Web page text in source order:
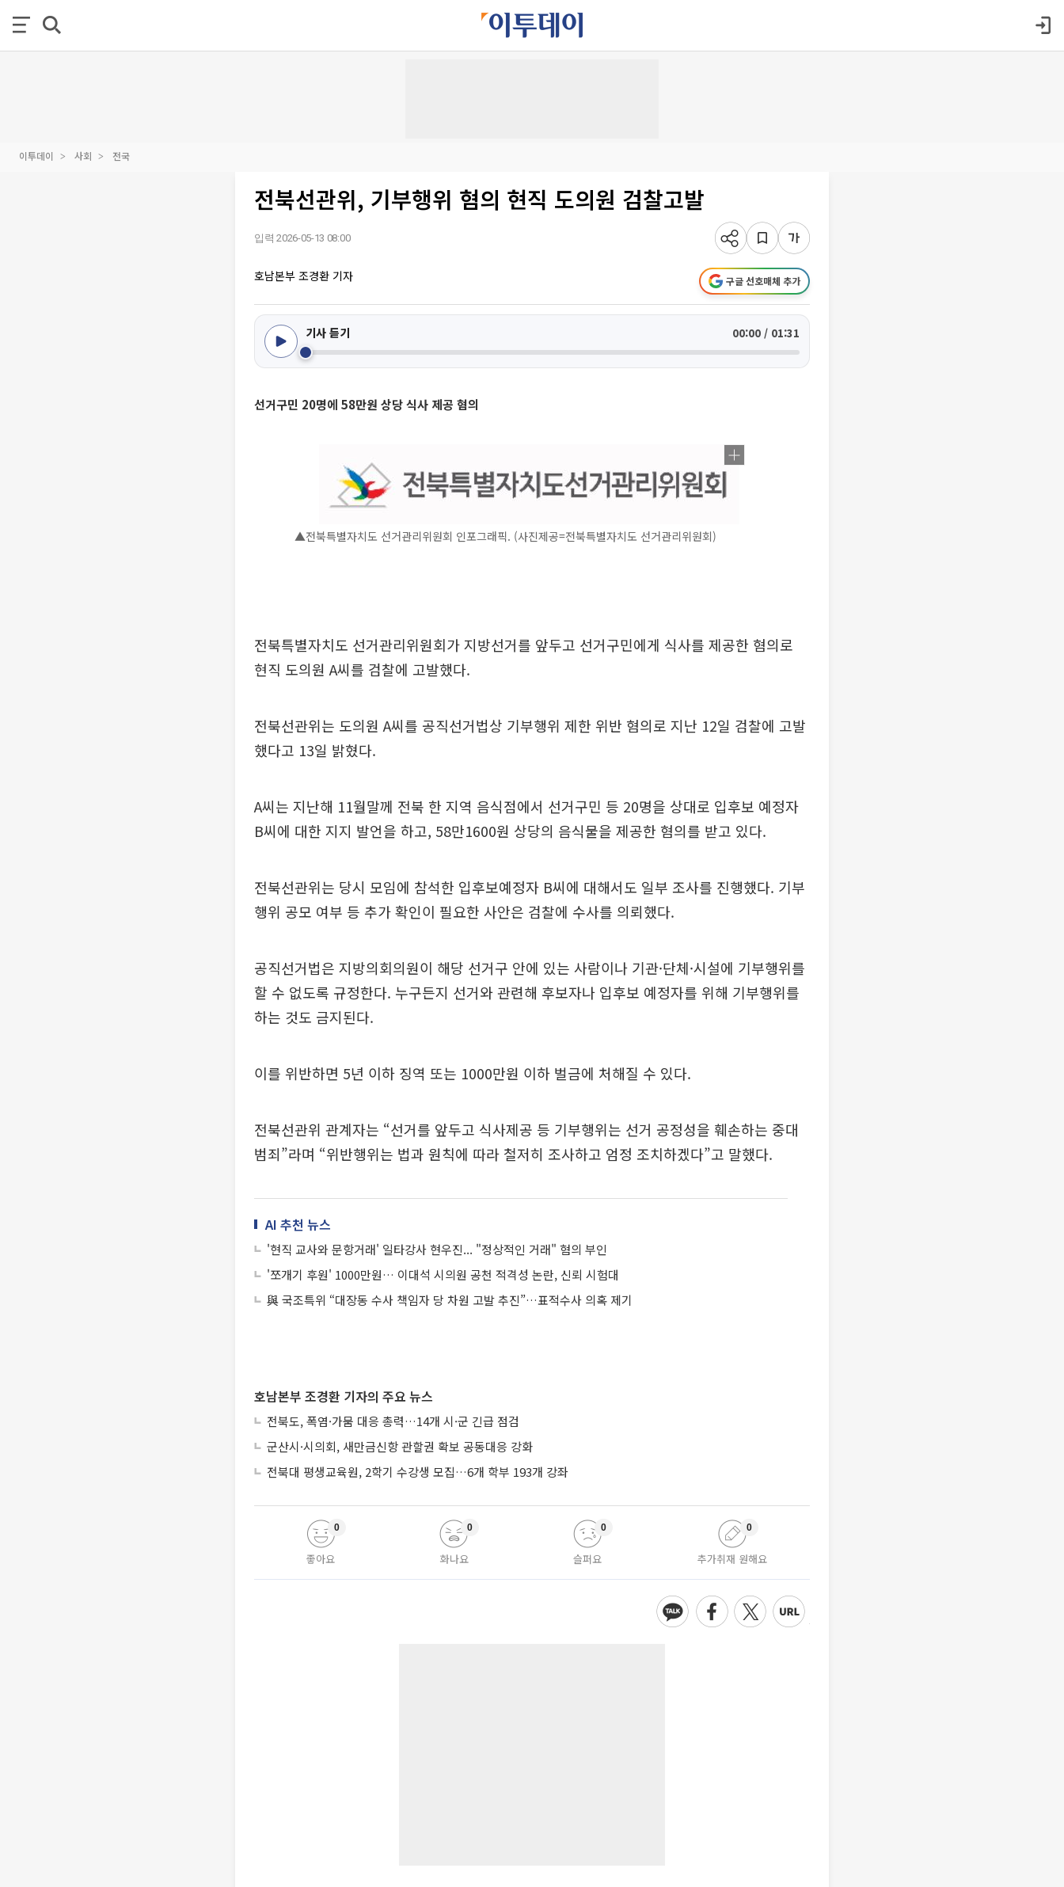
이투데이 사회 전국
전북선관위, 기부행위 혐의 현직 도의원 검찰고발
입력 2026-05-13 08:00
호남본부 조경환 기자 구글 선호매체 추가
기사 듣기 00:00 / 01:31
선거구민 20명에 58만원 상당 식사 제공 혐의
▲전북특별자치도 선거관리위원회 인포그래픽. (사진제공=전북특별자치도 선거관리위원회)
전북특별자치도 선거관리위원회가 지방선거를 앞두고 선거구민에게 식사를 제공한 혐의로
현직 도의원 A씨를 검찰에 고발했다.
전북선관위는 도의원 A씨를 공직선거법상 기부행위 제한 위반 혐의로 지난 12일 검찰에 고발
했다고 13일 밝혔다.
A씨는 지난해 11월말께 전북 한 지역 음식점에서 선거구민 등 20명을 상대로 입후보 예정자
B씨에 대한 지지 발언을 하고, 58만1600원 상당의 음식물을 제공한 혐의를 받고 있다.
전북선관위는 당시 모임에 참석한 입후보예정자 B씨에 대해서도 일부 조사를 진행했다. 기부
행위 공모 여부 등 추가 확인이 필요한 사안은 검찰에 수사를 의뢰했다.
공직선거법은 지방의회의원이 해당 선거구 안에 있는 사람이나 기관·단체·시설에 기부행위를
할 수 없도록 규정한다. 누구든지 선거와 관련해 후보자나 입후보 예정자를 위해 기부행위를
하는 것도 금지된다.
이를 위반하면 5년 이하 징역 또는 1000만원 이하 벌금에 처해질 수 있다.
전북선관위 관계자는 “선거를 앞두고 식사제공 등 기부행위는 선거 공정성을 훼손하는 중대
범죄”라며 “위반행위는 법과 원칙에 따라 철저히 조사하고 엄정 조치하겠다”고 말했다.
AI 추천 뉴스
'현직 교사와 문항거래' 일타강사 현우진... "정상적인 거래" 혐의 부인
'쪼개기 후원' 1000만원… 이대석 시의원 공천 적격성 논란, 신뢰 시험대
與 국조특위 “대장동 수사 책임자 당 차원 고발 추진”…표적수사 의혹 제기
호남본부 조경환 기자의 주요 뉴스
전북도, 폭염·가뭄 대응 총력…14개 시·군 긴급 점검
군산시·시의회, 새만금신항 관할권 확보 공동대응 강화
전북대 평생교육원, 2학기 수강생 모집…6개 학부 193개 강좌
좋아요
0
화나요
0
슬퍼요
0
추가취재 원해요
0